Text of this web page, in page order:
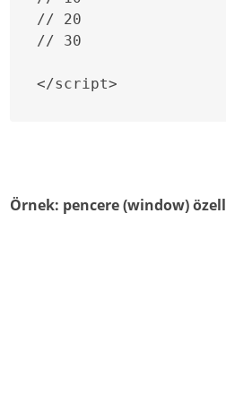
// 20
// 30
</script>
Örnek: pencere (window)